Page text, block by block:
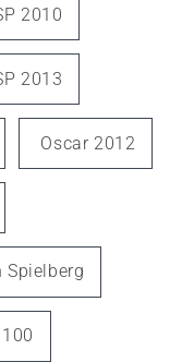
2010
2013
Oscar 2012
Spielberg